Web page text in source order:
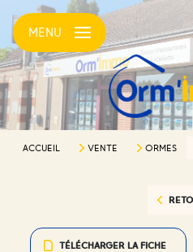
MENU
ACCUEIL VENTE ORMES
TÉLÉCHARGER LA FICHE